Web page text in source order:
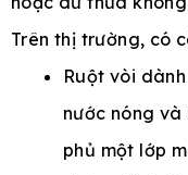
Trên thị trường, có
Ruột vòi
nước nóng
phủ một lớp